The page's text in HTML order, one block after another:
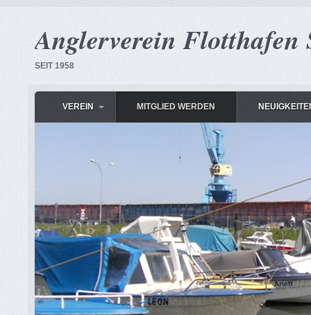
Anglerverein Flotthafen
SEIT 1958
VEREIN MITGLIED WERDEN